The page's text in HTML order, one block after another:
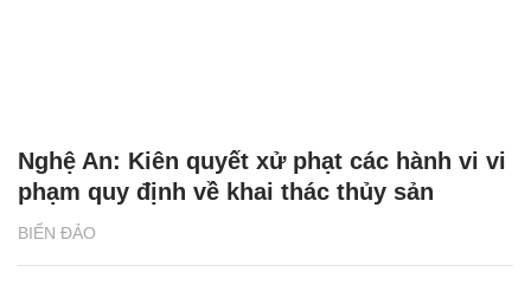
BIỂN ĐẢO
Nghệ An: Kiên quyết xử phạt các hành vi vi
phạm quy định về khai thác thủy sản